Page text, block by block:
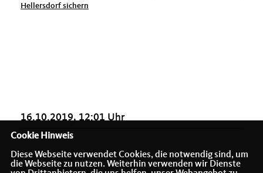
Hellersdorf sichern
16.10.2019, 12:01 Uhr
Cookie Hinweis
Diese Webseite verwendet Cookies, die notwendig sind, um
die Webseite zu nutzen. Weiterhin verwenden wir Dienste